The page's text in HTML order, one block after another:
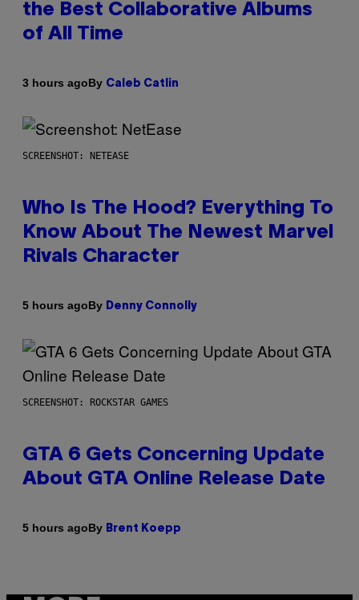
the Best Collaborative Albums
of All Time
3 hours agoBy Caleb Catlin
SCREENSHOT: NETEASE
Who Is The Hood? Everything To
Know About The Newest Marvel
Rivals Character
5 hours agoBy Denny Connolly
SCREENSHOT: ROCKSTAR GAMES
GTA 6 Gets Concerning Update
About GTA Online Release Date
5 hours agoBy Brent Koepp